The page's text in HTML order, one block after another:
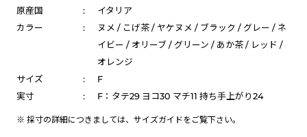
原産国
:
イタリア
カラー
:
ヌメ / こげ茶 / ヤケヌメ / ブラック / グレー / ネ
イビー / オリーブ / グリーン / あか茶 / レッド /
オレンジ
サイズ
:
F
実寸
: F：タテ29 ヨコ30 マチ11 持ち手上がり24
※ 採寸の詳細につきましては、 サイズガイドをご覧下さい。